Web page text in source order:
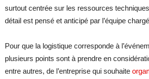
surtout centrée sur les ressources
détail est pensé et anticipé par l’équipe
Pour que la logistique corresponde à
plusieurs points sont à prendre en
entre autres, de l’entreprise qui souhaite